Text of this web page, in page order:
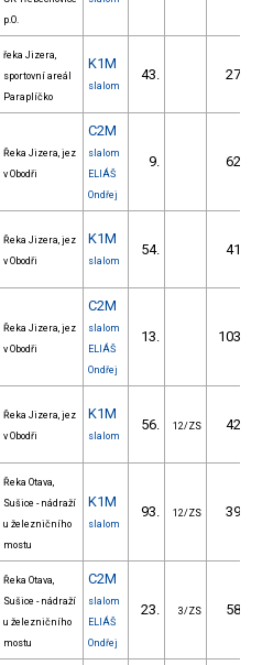
p.O.
řeka Jizera,
sportovní areál
Paraplíčko
K1M
slalom
43. 27.64
Řeka Jizera, jez
v Obodři
C2M
slalom
ELIÁŠ
Ondřej
9. 62.90
Řeka Jizera, jez
v Obodři
K1M
slalom
54. 41.60
Řeka Jizera, jez
v Obodři
C2M
slalom
ELIÁŠ
Ondřej
13. 103.30
Řeka Jizera, jez
v Obodři
K1M
slalom
56. 12/ZS 42.50
Řeka Otava,
Sušice - nádraží
u železničního
mostu
K1M
slalom
93. 12/ZS 39.46
Řeka Otava,
Sušice - nádraží
u železničního
mostu
C2M
slalom
ELIÁŠ
Ondřej
23. 3/ZS 58.09